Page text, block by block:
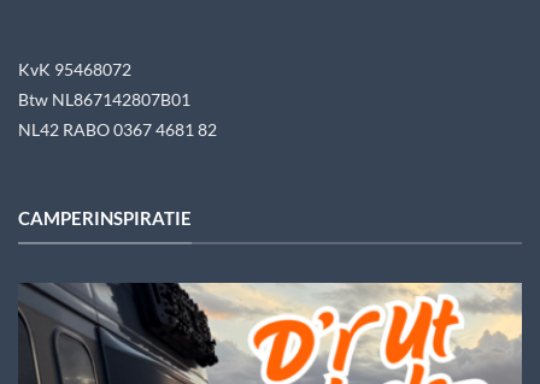
KvK 95468072
Btw NL867142807B01
NL42 RABO 0367 4681 82
CAMPERINSPIRATIE